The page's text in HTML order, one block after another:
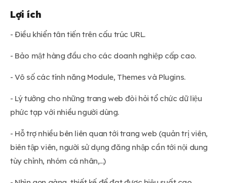
Lợi ích
- Điều khiển tân tiến trên cấu trúc URL.
- Bảo mật hàng đầu cho các doanh nghiệp cấp cao.
- Vô số các tính năng Module, Themes và Plugins.
- Lý tưởng cho những trang web đòi hỏi tổ chức dữ liệu
phức tạp với nhiều người dùng.
- Hỗ trợ nhiều bên liên quan tới trang web (quản trị viên,
biên tập viên, người sử dụng đăng nhập cần tới nội dung
tùy chỉnh, nhóm cá nhân,...)